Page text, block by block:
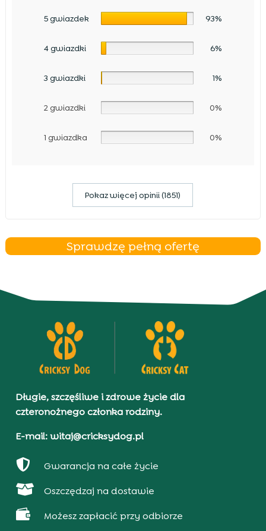
5 gwiazdek 93%
4 gwiazdki 6%
3 gwiazdki 1%
2 gwiazdki 0%
1 gwiazdka 0%
Pokaz więcej opinii (1851)
Sprawdzę pełną ofertę
Długie, szczęśliwe i zdrowe życie dla
czteronożnego członka rodziny.
E-mail: witaj@cricksydog.pl
 Gwarancja na całe życie
 Oszczędzaj na dostawie
 Możesz zapłacić przy odbiorze